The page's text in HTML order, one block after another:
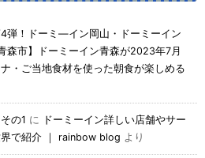
弾！ドーミ―イン岡山・ドーミーイン
青森市】ドーミーイン青森が2023年7月
・ご当地食材を使った朝食が楽しめる
の1 に
ドーミーイン詳しい店舗やサー
で紹介 ｜ rainbow blog より